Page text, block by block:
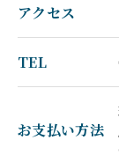
アクセス
TEL
お支払い方法